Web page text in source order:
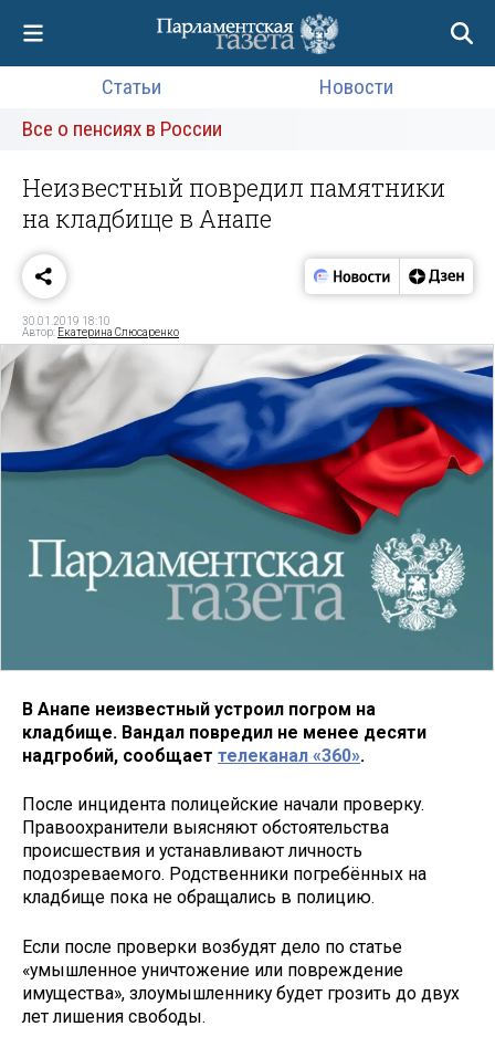
Статьи
Новости
Все о пенсиях в России
Неизвестный повредил памятники
на кладбище в Анапе
30.01.2019 18:10
Автор: Екатерина Слюсаренко
В Анапе неизвестный устроил погром на
кладбище. Вандал повредил не менее десяти
надгробий, сообщает телеканал «360».
После инцидента полицейские начали проверку.
Правоохранители выясняют обстоятельства
происшествия и устанавливают личность
подозреваемого. Родственники погребённых на
кладбище пока не обращались в полицию.
Если после проверки возбудят дело по статье
«умышленное уничтожение или повреждение
имущества», злоумышленнику будет грозить до двух
лет лишения свободы.